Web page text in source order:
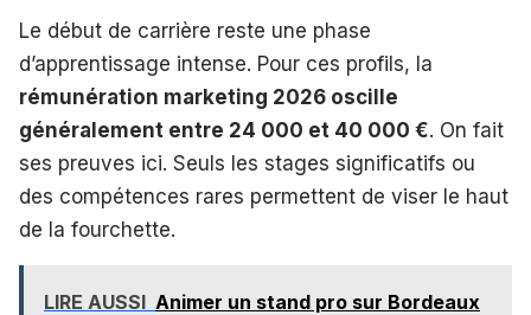
Le début de carrière reste une phase
d’apprentissage intense. Pour ces profils, la
rémunération marketing 2026 oscille
généralement entre 24 000 et 40 000 €. On fait
ses preuves ici. Seuls les stages significatifs ou
des compétences rares permettent de viser le haut
de la fourchette.
LIRE AUSSI Animer un stand pro sur Bordeaux